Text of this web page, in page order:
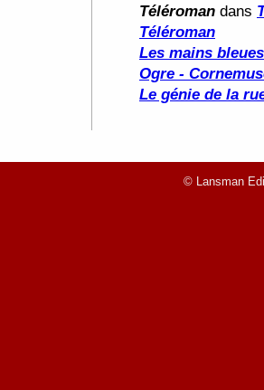
Téléroman dans
Téléroman
Les mains bleues
Ogre -
Le génie de la
© Lansman